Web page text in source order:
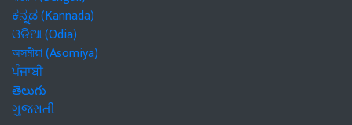
ಕನ್ನಡ (Kannada)
ଓଡିଆ (Odia)
অসমীয়া (Asomiya)
ਪੰਜਾਬੀ
తెలుగు
ગુજરાતી